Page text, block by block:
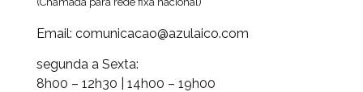
Email: comunicacao@azulaico.com
segunda a Sexta:
8h00 – 12h30 | 14h00 – 19h00